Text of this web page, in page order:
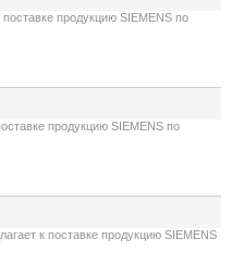
продукцию SIEMENS по
продукцию SIEMENS по
к поставке продукцию SIEMENS